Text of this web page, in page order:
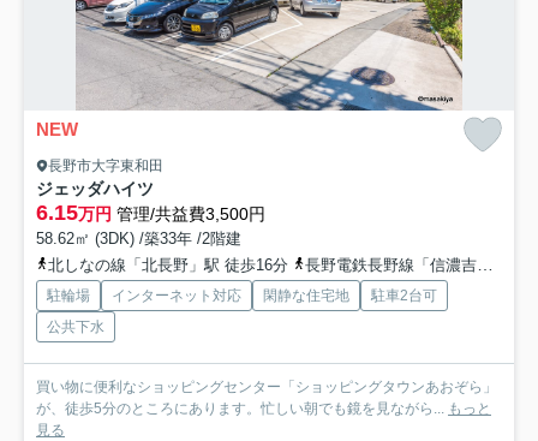
NEW
長野市大字東和田
ジェッダハイツ
6.15万円 管理/共益費3,500円
58.62㎡ (3DK) /築33年 /2階建
北しなの線「北長野」駅 徒歩16分
長野電鉄長野線「信濃吉田」駅 徒歩18分
駐輪場 インターネット対応 閑静な住宅地
駐車2台可
公共下水
買い物に便利なショッピングセンター「ショッピングタウンあおぞら」
が、徒歩5分のところにあります。忙しい朝でも鏡を見ながら... もっと
見る